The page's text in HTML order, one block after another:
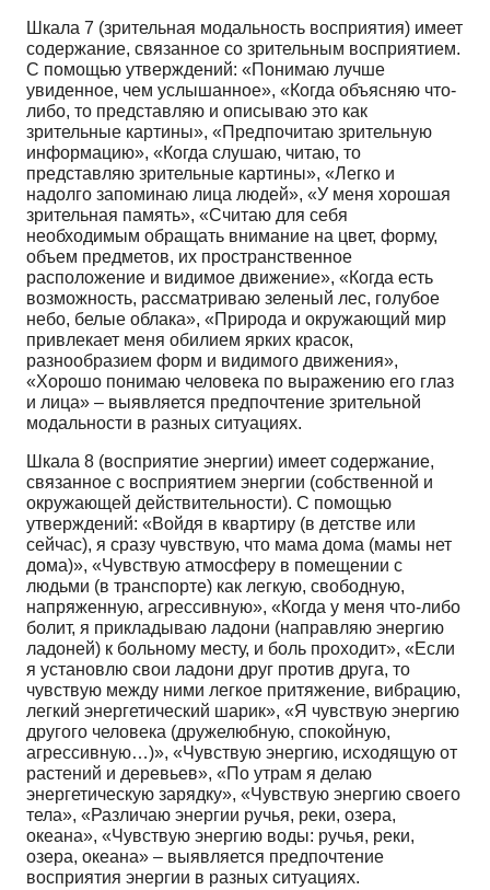
Шкала 7 (зрительная модальность восприятия) имеет
содержание, связанное со зрительным восприятием.
С помощью утверждений: «Понимаю лучше
увиденное, чем услышанное», «Когда объясняю что-
либо, то представляю и описываю это как
зрительные картины», «Предпочитаю зрительную
информацию», «Когда слушаю, читаю, то
представляю зрительные картины», «Легко и
надолго запоминаю лица людей», «У меня хорошая
зрительная память», «Считаю для себя
необходимым обращать внимание на цвет, форму,
объем предметов, их пространственное
расположение и видимое движение», «Когда есть
возможность, рассматриваю зеленый лес, голубое
небо, белые облака», «Природа и окружающий мир
привлекает меня обилием ярких красок,
разнообразием форм и видимого движения»,
«Хорошо понимаю человека по выражению его глаз
и лица» – выявляется предпочтение зрительной
модальности в разных ситуациях.
Шкала 8 (восприятие энергии) имеет содержание,
связанное с восприятием энергии (собственной и
окружающей действительности). С помощью
утверждений: «Войдя в квартиру (в детстве или
сейчас), я сразу чувствую, что мама дома (мамы нет
дома)», «Чувствую атмосферу в помещении с
людьми (в транспорте) как легкую, свободную,
напряженную, агрессивную», «Когда у меня что-либо
болит, я прикладываю ладони (направляю энергию
ладоней) к больному месту, и боль проходит», «Если
я установлю свои ладони друг против друга, то
чувствую между ними легкое притяжение, вибрацию,
легкий энергетический шарик», «Я чувствую энергию
другого человека (дружелюбную, спокойную,
агрессивную…)», «Чувствую энергию, исходящую от
растений и деревьев», «По утрам я делаю
энергетическую зарядку», «Чувствую энергию своего
тела», «Различаю энергии ручья, реки, озера,
океана», «Чувствую энергию воды: ручья, реки,
озера, океана» – выявляется предпочтение
восприятия энергии в разных ситуациях.